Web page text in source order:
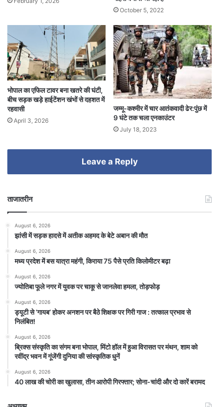
October 5, 2022
भोपाल का एफिल टावर बना खतरे की घंटी,
बीच सड़क खड़े हाईटेंशन खंभों से दहशत में
रहवासी
April 3, 2026
जम्मू-कश्मीर में चार आतंकवादी ढेर:पुंछ में
9 घंटे तक चला एनकाउंटर
July 18, 2023
Leave a Reply
ताजातरीन
August 6, 2026
झांसी में सड़क हादसे में अतीक अहमद के बेटे अबान की मौत
August 6, 2026
मध्य प्रदेश में बस यात्रा महंगी, किराया 75 पैसे प्रति किलोमीटर बढ़ा
August 6, 2026
ज्योतिबा फूले नगर में युवक पर चाकू से जानलेवा हमला, तोड़फोड़
August 6, 2026
ड्यूटी से ‘गायब’ होकर अनशन पर बैठे शिक्षक पर गिरी गाज : तत्काल प्रभाव से
निलंबित!
August 6, 2026
ब्रिक्स संस्कृति का संगम बना भोपाल, मिंटो हॉल में हुआ विरासत पर मंथन, शाम को
रवींद्र भवन में गूंजेंगी दुनिया की सांस्कृतिक धुनें
August 6, 2026
40 लाख की चोरी का खुलासा, तीन आरोपी गिरफ्तार; सोना-चांदी और दो कारें बरामद